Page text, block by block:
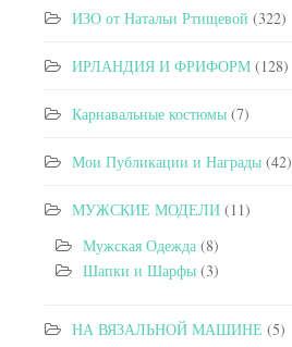
ИЗО от Натальи Ртищевой (322)
ИРЛАНДИЯ И ФРИФОРМ (128)
Карнавальные костюмы (7)
Мои Публикации и Награды (42)
МУЖСКИЕ МОДЕЛИ (11)
Мужская Одежда (8)
Шапки и Шарфы (3)
НА ВЯЗАЛЬНОЙ МАШИНЕ (5)